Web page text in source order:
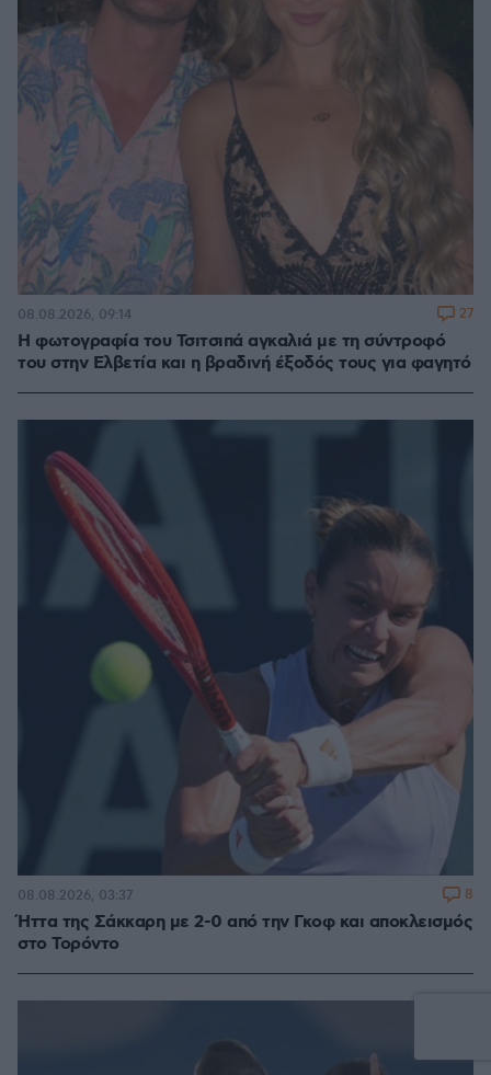
Η φωτογραφία του Τσιτσιπά αγκαλιά με τη σύντροφό
του στην Ελβετία και η βραδινή έξοδός τους για φαγητό
08.08.2026, 09:14 27
Ήττα της Σάκκαρη με 2-0 από την Γκοφ και αποκλεισμός
στο Τορόντο
08.08.2026, 03:37 8